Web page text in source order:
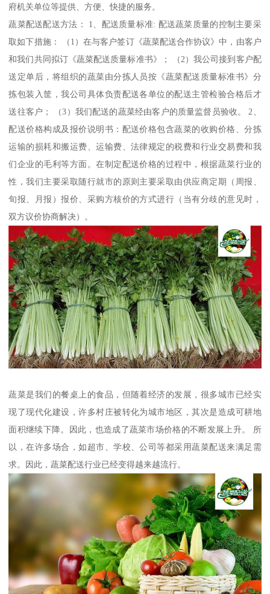
府机关单位等提供、方便、快捷的服务。
蔬菜配送配送方法： 1、配送质量标准: 配送蔬菜质量的控制主要采
取如下措施： （1）在与客户签订《蔬菜配送合作协议》中，由客户
和我们共同拟订《蔬菜配送质量标准书》； （2）我公司接到客户配
送定单后，将组织的蔬菜由分拣人员按《蔬菜配送质量标准书》分
拣包装入筐，我公司具体负责配送各单位的配送主管检验合格后才
送往客户； （3）我们配送的蔬菜经由客户的质量监督员验收。 2、
配送价格构成及报价说明书：配送价格包含蔬菜的收购价格、分拣
运输的损耗和搬运费、运输费、法律规定的税费和行业交易费和我
们企业的毛利等方面。在制定配送价格的过程中，根据蔬菜行业的
性，我们主要采取随行就市的原则主要采取由供应商定期（周报、
旬报、月报）报价、采购方核价的方式进行（当有分歧的意见时，
双方议价协商解决）。
蔬菜是我们的餐桌上的食品，但随着经济的发展，很多城市已经实
现了现代化建设，许多村庄被转化为城市地区，其次是造成可耕地
面积继续下降。因此，也造成了蔬菜市场价格的不断发展上升。 所
以，在许多场合，如超市、学校、公司等都采用蔬菜配送来满足需
求。因此，蔬菜配送行业已经变得越来越流行。